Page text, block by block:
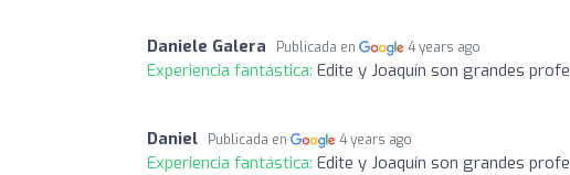
Daniele Galera Publicada en 4 years ago
Experiencia fantástica: Edite y Joaquín son grandes
Daniel Publicada en 4 years ago
Experiencia fantástica: Edite y Joaquín son grandes